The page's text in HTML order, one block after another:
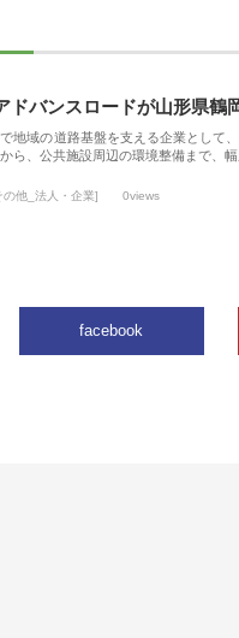
ドバンスロードが山形県鶴
地域の道路基盤を支える企業として
ら、公共施設周辺の環境整備まで、
他_法人・企業] 0views
facebook